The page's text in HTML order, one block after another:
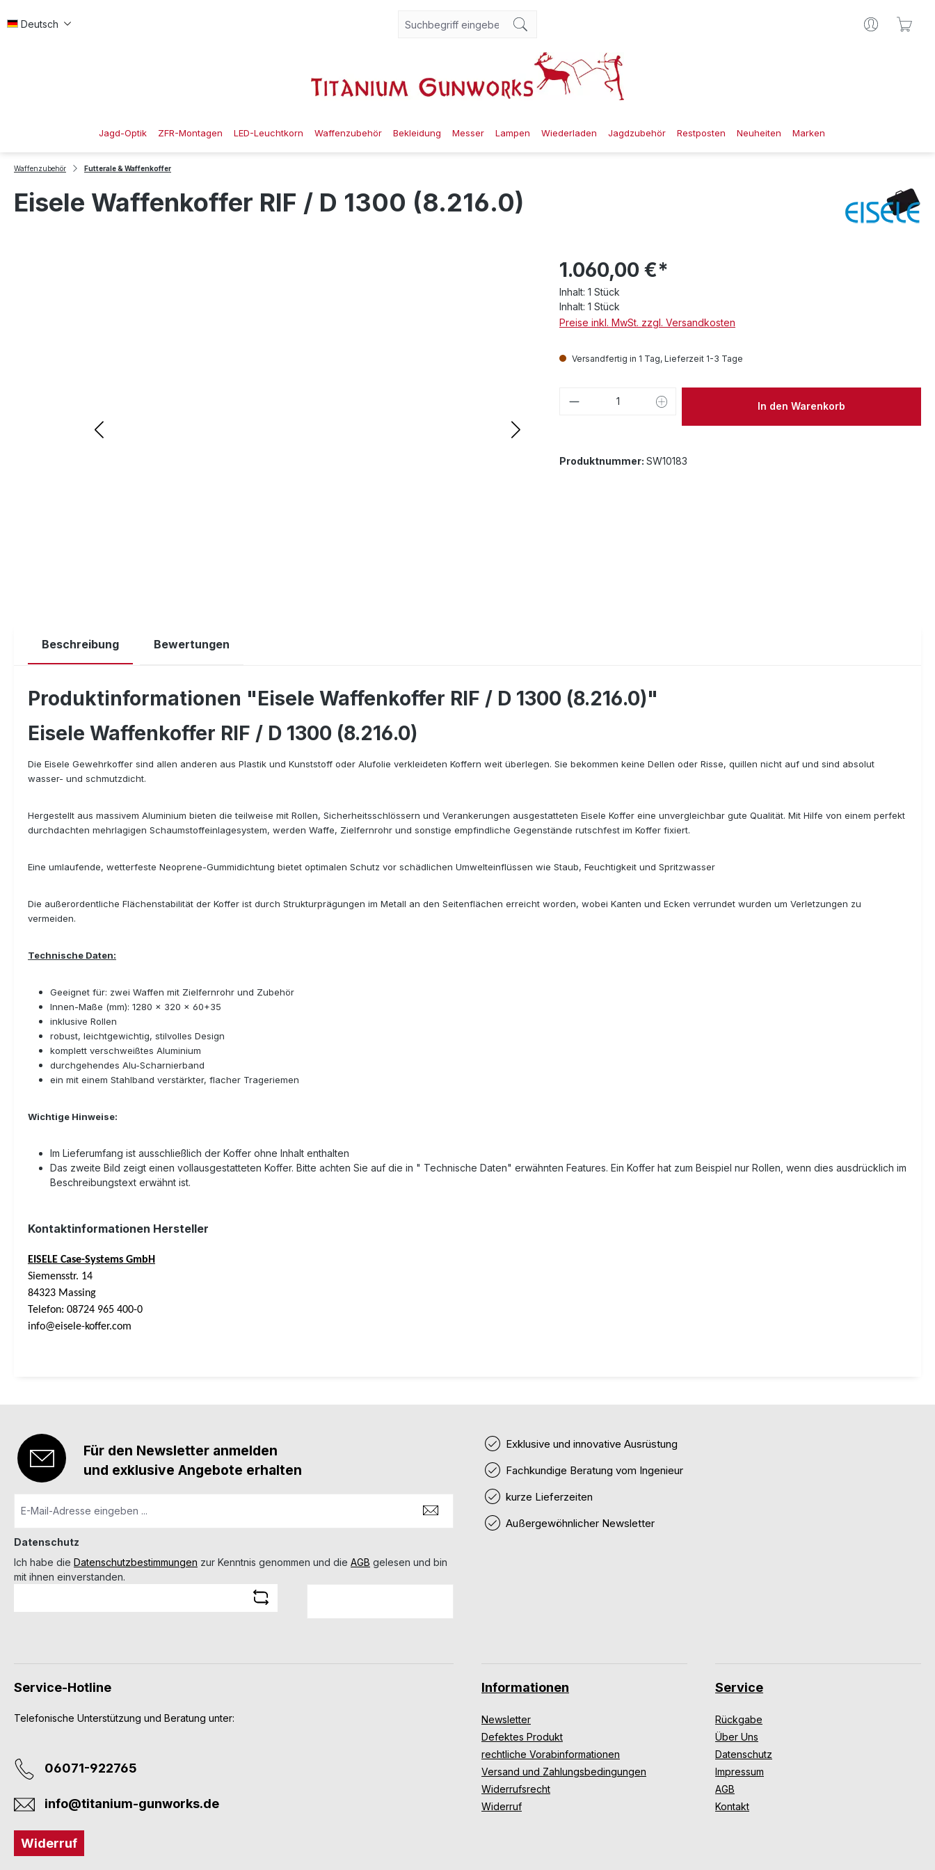
Deutsch
Jagd-Optik ZFR-Montagen LED-Leuchtkorn Waffenzubehör Bekleidung Messer Lampen Wiederladen Jagdzubehör Restposten Neuheiten Marken
Waffenzubehör Futterale & Waffenkoffer
Eisele Waffenkoffer RIF / D 1300 (8.216.0)
1.060,00 €*
Inhalt: 1 Stück
Inhalt: 1 Stück
Preise inkl. MwSt. zzgl. Versandkosten
Versandfertig in 1 Tag, Lieferzeit 1-3 Tage
Produkt Anzahl: Gib den gewünschten Wert
In den Warenkorb
Produktnummer: SW10183
Beschreibung Bewertungen
Produktinformationen "Eisele Waffenkoffer RIF / D 1300 (8.216.0)"
Eisele Waffenkoffer RIF / D 1300 (8.216.0)
Die Eisele Gewehrkoffer sind allen anderen aus Plastik und Kunststoff oder Alufolie verkleideten Koffern weit überlegen. Sie bekommen keine Dellen oder Risse, quillen nicht auf und sind absolut
wasser- und schmutzdicht.
Hergestellt aus massivem Aluminium bieten die teilweise mit Rollen, Sicherheitsschlössern und Verankerungen ausgestatteten Eisele Koffer eine unvergleichbar gute Qualität. Mit Hilfe von einem perfekt
durchdachten mehrlagigen Schaumstoffeinlagesystem, werden Waffe, Zielfernrohr und sonstige empfindliche Gegenstände rutschfest im Koffer fixiert.
Eine umlaufende, wetterfeste Neoprene-Gummidichtung bietet optimalen Schutz vor schädlichen Umwelteinflüssen wie Staub, Feuchtigkeit und Spritzwasser
Die außerordentliche Flächenstabilität der Koffer ist durch Strukturprägungen im Metall an den Seitenflächen erreicht worden, wobei Kanten und Ecken verrundet wurden um Verletzungen zu
vermeiden.
Technische Daten:
Geeignet für: zwei Waffen mit Zielfernrohr und Zubehör
Innen-Maße (mm): 1280 x 320 x 60+35
inklusive Rollen
robust, leichtgewichtig, stilvolles Design
komplett verschweißtes Aluminium
durchgehendes Alu-Scharnierband
ein mit einem Stahlband verstärkter, flacher Trageriemen
Wichtige Hinweise:
Im Lieferumfang ist ausschließlich der Koffer ohne Inhalt enthalten
Das zweite Bild zeigt einen vollausgestatteten Koffer. Bitte achten Sie auf die in " Technische Daten" erwähnten Features. Ein Koffer hat zum Beispiel nur Rollen, wenn dies ausdrücklich im
Beschreibungstext erwähnt ist.
Kontaktinformationen Hersteller
EISELE Case-Systems GmbH
Siemensstr. 14
84323 Massing
Telefon: 08724 965 400-0
info@eisele-koffer.com
Für den Newsletter anmelden
und exklusive Angebote erhalten
Datenschutz
Ich habe die Datenschutzbestimmungen zur Kenntnis genommen und die AGB gelesen und bin
mit ihnen einverstanden.
Exklusive und innovative Ausrüstung
Fachkundige Beratung vom Ingenieur
kurze Lieferzeiten
Außergewöhnlicher Newsletter
Service-Hotline
Telefonische Unterstützung und Beratung unter:
06071-922765
info@titanium-gunworks.de
Widerruf
Informationen
Newsletter
Defektes Produkt
rechtliche Vorabinformationen
Versand und Zahlungsbedingungen
Widerrufsrecht
Widerruf
Service
Rückgabe
Über Uns
Datenschutz
Impressum
AGB
Kontakt